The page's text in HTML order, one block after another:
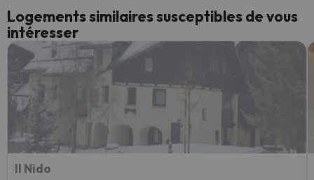
Logements similaires susceptibles de vous
intéresser
Il Nido